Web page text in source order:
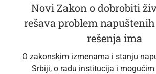
Novi Zakon o dobrobiti
rešava problem
rešenja ima
O zakonskim izmenama i stanju
Srbiji, o radu institucija i